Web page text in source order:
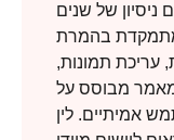
ניסיון של שנים
מתמקדת בהמרת
עריכת תמונות,
מאמר מבוסס על
אמיתיים. לין